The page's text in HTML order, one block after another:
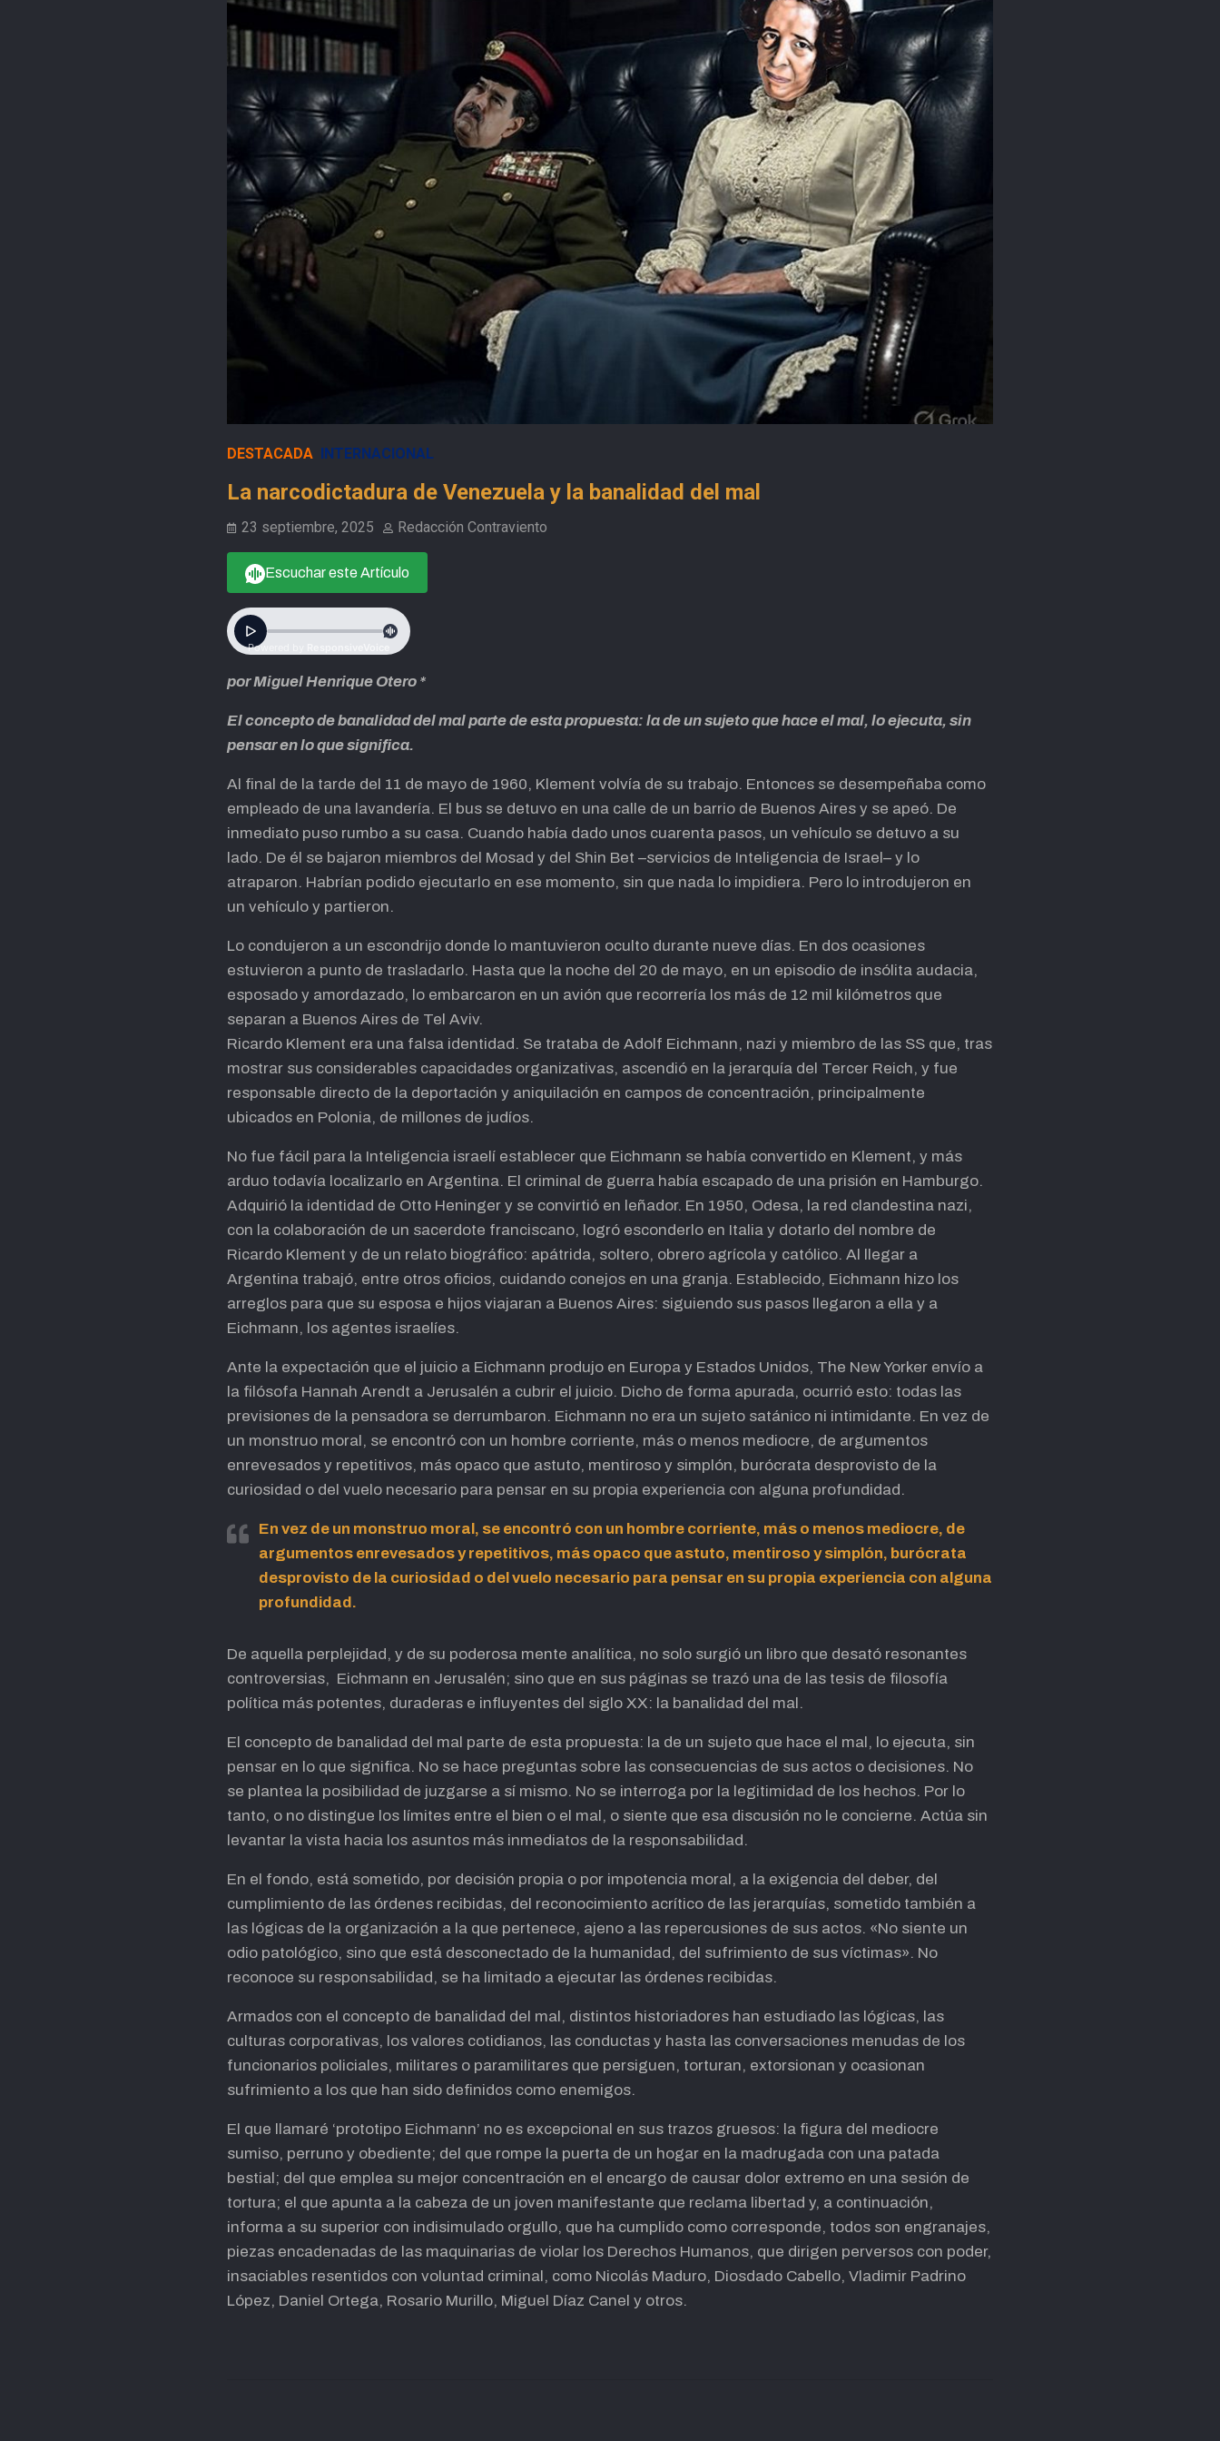
DESTACADA INTERNACIONAL
La narcodictadura de Venezuela y la banalidad del mal
23 septiembre, 2025 Redacción Contraviento
Escuchar este Artículo
por Miguel Henrique Otero *
El concepto de banalidad del mal parte de esta propuesta: la de un sujeto que hace el mal, lo ejecuta, sin
pensar en lo que significa.
Al final de la tarde del 11 de mayo de 1960, Klement volvía de su trabajo. Entonces se desempeñaba como
empleado de una lavandería. El bus se detuvo en una calle de un barrio de Buenos Aires y se apeó. De
inmediato puso rumbo a su casa. Cuando había dado unos cuarenta pasos, un vehículo se detuvo a su
lado. De él se bajaron miembros del Mosad y del Shin Bet –servicios de Inteligencia de Israel– y lo
atraparon. Habrían podido ejecutarlo en ese momento, sin que nada lo impidiera. Pero lo introdujeron en
un vehículo y partieron.
Lo condujeron a un escondrijo donde lo mantuvieron oculto durante nueve días. En dos ocasiones
estuvieron a punto de trasladarlo. Hasta que la noche del 20 de mayo, en un episodio de insólita audacia,
esposado y amordazado, lo embarcaron en un avión que recorrería los más de 12 mil kilómetros que
separan a Buenos Aires de Tel Aviv.
Ricardo Klement era una falsa identidad. Se trataba de Adolf Eichmann, nazi y miembro de las SS que, tras
mostrar sus considerables capacidades organizativas, ascendió en la jerarquía del Tercer Reich, y fue
responsable directo de la deportación y aniquilación en campos de concentración, principalmente
ubicados en Polonia, de millones de judíos.
No fue fácil para la Inteligencia israelí establecer que Eichmann se había convertido en Klement, y más
arduo todavía localizarlo en Argentina. El criminal de guerra había escapado de una prisión en Hamburgo.
Adquirió la identidad de Otto Heninger y se convirtió en leñador. En 1950, Odesa, la red clandestina nazi,
con la colaboración de un sacerdote franciscano, logró esconderlo en Italia y dotarlo del nombre de
Ricardo Klement y de un relato biográfico: apátrida, soltero, obrero agrícola y católico. Al llegar a
Argentina trabajó, entre otros oficios, cuidando conejos en una granja. Establecido, Eichmann hizo los
arreglos para que su esposa e hijos viajaran a Buenos Aires: siguiendo sus pasos llegaron a ella y a
Eichmann, los agentes israelíes.
Ante la expectación que el juicio a Eichmann produjo en Europa y Estados Unidos, The New Yorker envío a
la filósofa Hannah Arendt a Jerusalén a cubrir el juicio. Dicho de forma apurada, ocurrió esto: todas las
previsiones de la pensadora se derrumbaron. Eichmann no era un sujeto satánico ni intimidante. En vez de
un monstruo moral, se encontró con un hombre corriente, más o menos mediocre, de argumentos
enrevesados y repetitivos, más opaco que astuto, mentiroso y simplón, burócrata desprovisto de la
curiosidad o del vuelo necesario para pensar en su propia experiencia con alguna profundidad.
En vez de un monstruo moral, se encontró con un hombre corriente, más o menos mediocre, de
argumentos enrevesados y repetitivos, más opaco que astuto, mentiroso y simplón, burócrata
desprovisto de la curiosidad o del vuelo necesario para pensar en su propia experiencia con alguna
profundidad.
De aquella perplejidad, y de su poderosa mente analítica, no solo surgió un libro que desató resonantes
controversias, Eichmann en Jerusalén; sino que en sus páginas se trazó una de las tesis de filosofía
política más potentes, duraderas e influyentes del siglo XX: la banalidad del mal.
El concepto de banalidad del mal parte de esta propuesta: la de un sujeto que hace el mal, lo ejecuta, sin
pensar en lo que significa. No se hace preguntas sobre las consecuencias de sus actos o decisiones. No
se plantea la posibilidad de juzgarse a sí mismo. No se interroga por la legitimidad de los hechos. Por lo
tanto, o no distingue los límites entre el bien o el mal, o siente que esa discusión no le concierne. Actúa sin
levantar la vista hacia los asuntos más inmediatos de la responsabilidad.
En el fondo, está sometido, por decisión propia o por impotencia moral, a la exigencia del deber, del
cumplimiento de las órdenes recibidas, del reconocimiento acrítico de las jerarquías, sometido también a
las lógicas de la organización a la que pertenece, ajeno a las repercusiones de sus actos. «No siente un
odio patológico, sino que está desconectado de la humanidad, del sufrimiento de sus víctimas». No
reconoce su responsabilidad, se ha limitado a ejecutar las órdenes recibidas.
Armados con el concepto de banalidad del mal, distintos historiadores han estudiado las lógicas, las
culturas corporativas, los valores cotidianos, las conductas y hasta las conversaciones menudas de los
funcionarios policiales, militares o paramilitares que persiguen, torturan, extorsionan y ocasionan
sufrimiento a los que han sido definidos como enemigos.
El que llamaré ‘prototipo Eichmann’ no es excepcional en sus trazos gruesos: la figura del mediocre
sumiso, perruno y obediente; del que rompe la puerta de un hogar en la madrugada con una patada
bestial; del que emplea su mejor concentración en el encargo de causar dolor extremo en una sesión de
tortura; el que apunta a la cabeza de un joven manifestante que reclama libertad y, a continuación,
informa a su superior con indisimulado orgullo, que ha cumplido como corresponde, todos son engranajes,
piezas encadenadas de las maquinarias de violar los Derechos Humanos, que dirigen perversos con poder,
insaciables resentidos con voluntad criminal, como Nicolás Maduro, Diosdado Cabello, Vladimir Padrino
López, Daniel Ortega, Rosario Murillo, Miguel Díaz Canel y otros.